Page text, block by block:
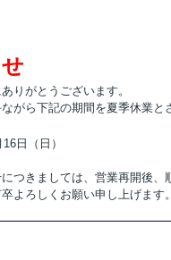
りがとうございます。
がら下記の期間を夏季休業と
日（日）
つきましては、営業再開後、
よろしくお願い申し上げます。